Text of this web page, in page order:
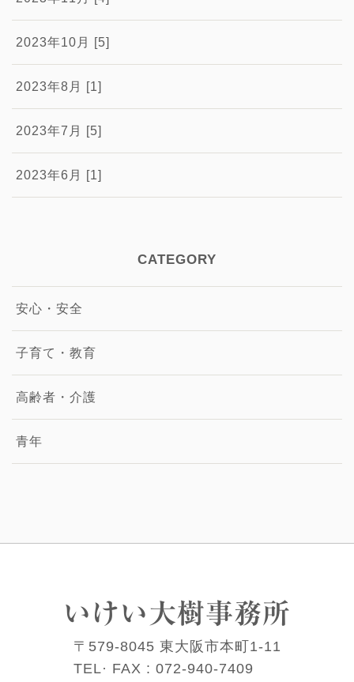
2023年10月 [5]
2023年8月 [1]
2023年7月 [5]
2023年6月 [1]
CATEGORY
安心・安全
子育て・教育
高齢者・介護
青年
いけい大樹事務所
〒579-8045 東大阪市本町1-11
TEL· FAX : 072-940-7409